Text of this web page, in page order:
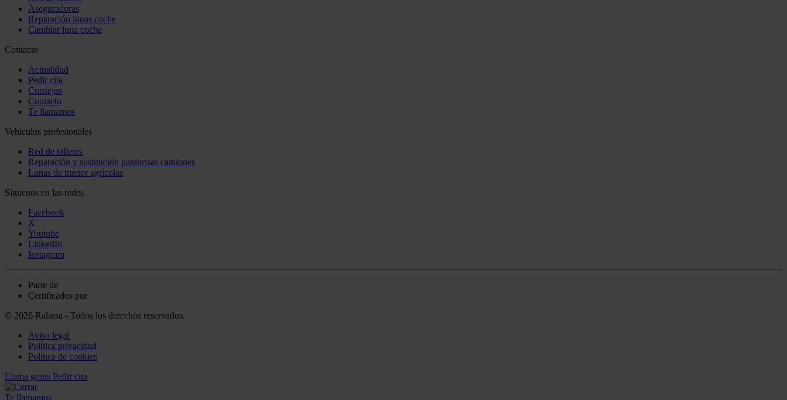
Aseguradoras
Reparación lunas coche
Cambiar luna coche
Contacto
Actualidad
Pedir cita
Consejos
Contacto
Te llamamos
Vehículos profesionales
Red de talleres
Reparación y sustitución parabrisas camiones
Lunas de tractor agrícolas
Síguenos en las redes
Facebook
X
Youtube
LinkedIn
Instagram
Parte de
Certificados por
© 2026 Ralarsa - Todos los derechos reservados.
Aviso legal
Política privacidad
Política de cookies
Llama gratis Pedir cita
Te llamamos